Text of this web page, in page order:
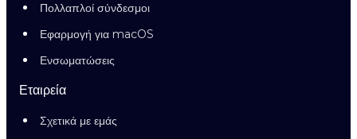
Πολλαπλοί σύνδεσμοι
Εφαρμογή για macOS
Ενσωματώσεις
Εταιρεία
Σχετικά με εμάς